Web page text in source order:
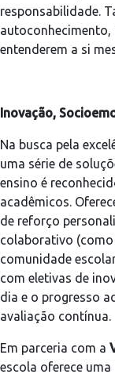
responsabilidade.
entenderem a si
Inovação,
Na busca pela
uma série de
ensino é
acadêmicos.
de reforço
colaborativo (como
comunidade
com eletivas de
dia e o progresso
avaliação contínua.
Em parceria com a
escola oferece